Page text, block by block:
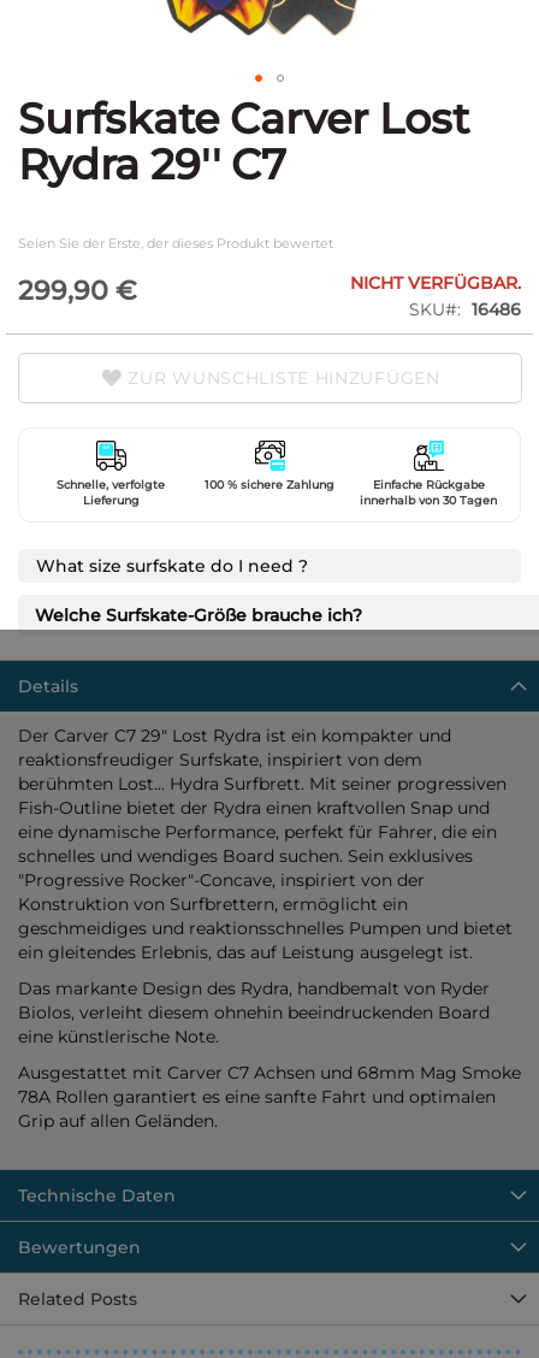
Zum
Anfang
der
Bildgalerie
Surfskate Carver Lost
Rydra 29'' C7
Seien Sie der Erste, der dieses Produkt bewertet
299,90 €
NICHT VERFÜGBAR.
SKU
16486
ZUR WUNSCHLISTE HINZUFÜGEN
Schnelle, verfolgte
Lieferung
100 % sichere Zahlung
Einfache Rückgabe
innerhalb von 30 Tagen
What size surfskate do I need ?
Welche Surfskate-Größe brauche ich?
Details
Der Carver C7 29" Lost Rydra ist ein kompakter und
reaktionsfreudiger Surfskate, inspiriert von dem
berühmten Lost... Hydra Surfbrett. Mit seiner progressiven
Fish-Outline bietet der Rydra einen kraftvollen Snap und
eine dynamische Performance, perfekt für Fahrer, die ein
schnelles und wendiges Board suchen. Sein exklusives
"Progressive Rocker"-Concave, inspiriert von der
Konstruktion von Surfbrettern, ermöglicht ein
geschmeidiges und reaktionsschnelles Pumpen und bietet
ein gleitendes Erlebnis, das auf Leistung ausgelegt ist.
Das markante Design des Rydra, handbemalt von Ryder
Biolos, verleiht diesem ohnehin beeindruckenden Board
eine künstlerische Note.
Ausgestattet mit Carver C7 Achsen und 68mm Mag Smoke
78A Rollen garantiert es eine sanfte Fahrt und optimalen
Grip auf allen Geländen.
Technische Daten
Bewertungen
Related Posts